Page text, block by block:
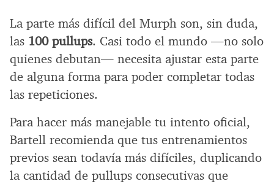
La parte más difícil del Murph son, sin duda,
las 100 pullups. Casi todo el mundo —no solo
quienes debutan— necesita ajustar esta parte
de alguna forma para poder completar todas
las repeticiones.
Para hacer más manejable tu intento oficial,
Bartell recomienda que tus entrenamientos
previos sean todavía más difíciles, duplicando
la cantidad de pullups consecutivas que